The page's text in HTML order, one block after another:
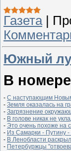
Газета|
Южный
В
- С наступающим
- Земля оказалась на
- Загрязнение
- В голове никак не
- Это очень похоже на
- Из Самарки - Путину -
- В Ленобласти
- Петербуржцы